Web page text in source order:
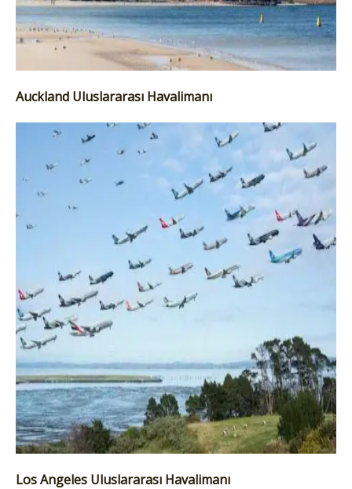
Auckland Uluslararası Havalimanı
Los Angeles Uluslararası Havalimanı